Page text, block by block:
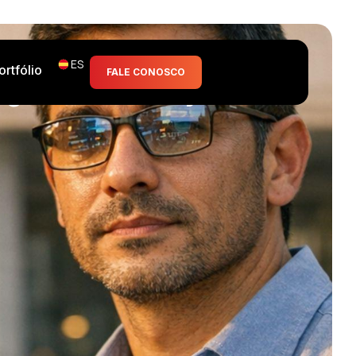
ES
FALE CONOSCO
a los trabajadores.